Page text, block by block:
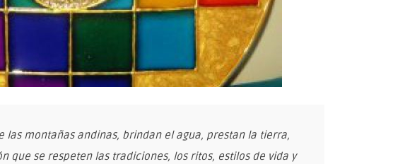
las montañas andinas, brindan el agua, prestan la tierra,
que se respeten las tradiciones, los ritos, estilos de vida y